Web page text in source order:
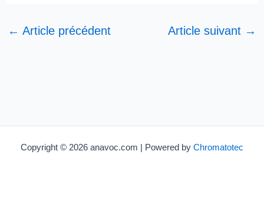
← Article précédent Article suivant →
Copyright © 2026 anavoc.com | Powered by Chromatotec